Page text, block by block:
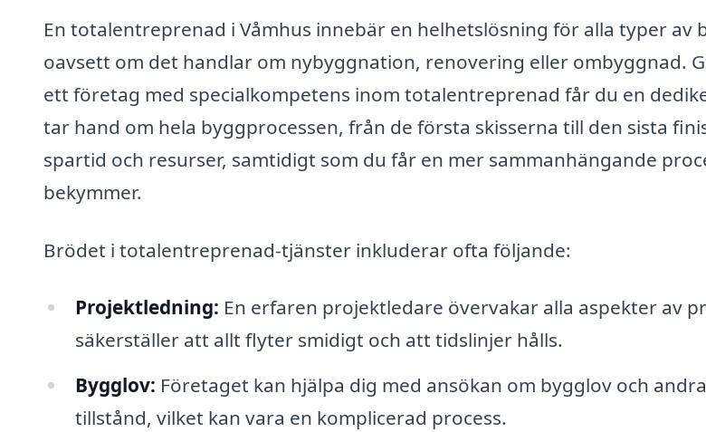
En totalentreprenad i Våmhus innebär en helhetslösning för alla typer av
oavsett om det handlar om nybyggnation, renovering eller ombyggnad.
ett företag med specialkompetens inom totalentreprenad får du en
tar hand om hela byggprocessen, från de första skisserna till den sista
spartid och resurser, samtidigt som du får en mer sammanhängande
bekymmer.
Brödet i totalentreprenad-tjänster inkluderar ofta följande:
Projektledning: En erfaren projektledare övervakar alla aspekter av
säkerställer att allt flyter smidigt och att tidslinjer hålls.
Bygglov: Företaget kan hjälpa dig med ansökan om bygglov och
tillstånd, vilket kan vara en komplicerad process.